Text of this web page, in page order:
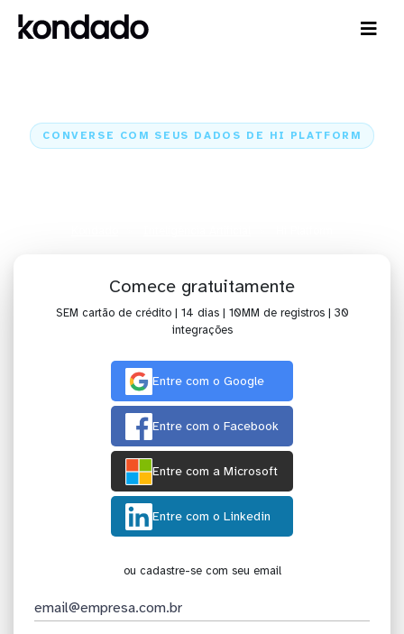
CONVERSE COM SEUS DADOS DE HI PLATFORM
Comece gratuitamente
SEM cartão de crédito | 14 dias | 10MM de registros | 30
integrações
Entre com o Google
Entre com o Facebook
Entre com a Microsoft
Entre com o Linkedin
ou cadastre-se com seu email